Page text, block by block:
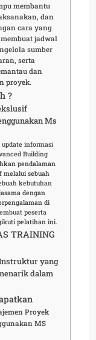
membantu
dan
cara yang
jadwal
sumber
serta
dan
proyek.
?
Ms
informasi
Building
pendalaman
melalui sebuah
kebutuhan
dengan
di
peserta
pelatihan ini.
TRAINING
yang
dalam
Proyek
MS